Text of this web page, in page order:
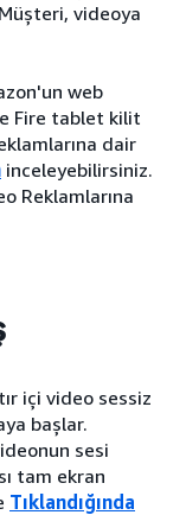
videoya
web
Fire tablet kilit
dair
inceleyebilirsiniz.
Reklamlarına
içi video sessiz
başlar.
sesi
tam ekran
Tıklandığında